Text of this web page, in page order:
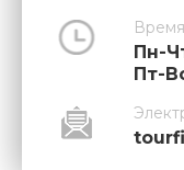
Пн-
Пт-